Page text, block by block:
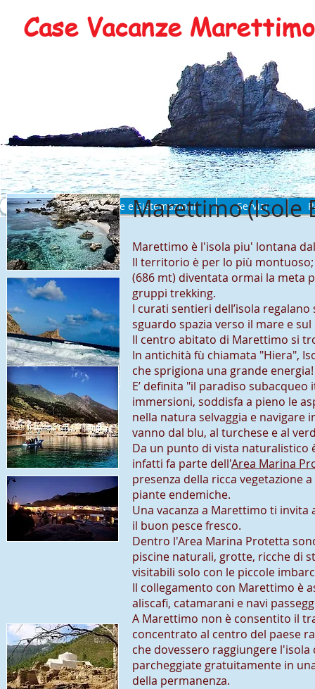
Home Camere e Sistemazioni Servizi
Case Vacanze
Marettimo (Isole
Marettimo è l'isola piu' lontana
Il territorio è per lo più
(686 mt) diventata ormai la meta
gruppi trekking.
I curati sentieri dell’isola
sguardo spazia verso il mare e sul
Il centro abitato di Marettimo si
In antichità fù chiamata "Hiera",
che sprigiona una grande energia!
E’ definita "il paradiso
immersioni, soddisfa a pieno le
nella natura selvaggia e navigare
vanno dal blu, al turchese e al
Da un punto di vista naturalistico
infatti fa parte dell'Area Marina
presenza della ricca vegetazione
piante endemiche.
Una vacanza a Marettimo ti
il buon pesce fresco.
Dentro l'Area Marina Protetta
piscine naturali, grotte, ricche di
visitabili solo con le piccole
Il collegamento con Marettimo è
aliscafi, catamarani e navi
A Marettimo non è consentito il
concentrato al centro del paese
che dovessero raggiungere
parcheggiate gratuitamente in
della permanenza.